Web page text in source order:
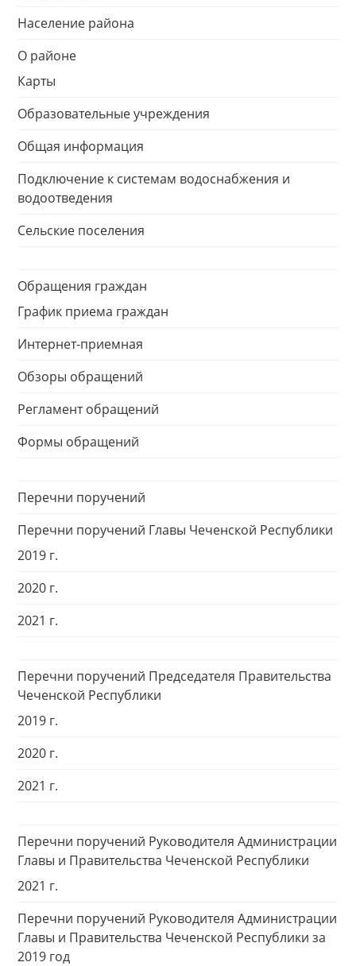
Население района
О районе
Карты
Образовательные учреждения
Общая информация
Подключение к системам водоснабжения и
водоотведения
Сельские поселения
Обращения граждан
График приема граждан
Интернет-приемная
Обзоры обращений
Регламент обращений
Формы обращений
Перечни поручений
Перечни поручений Главы Чеченской Республики
2019 г.
2020 г.
2021 г.
Перечни поручений Председателя Правительства
Чеченской Республики
2019 г.
2020 г.
2021 г.
Перечни поручений Руководителя Администрации
Главы и Правительства Чеченской Республики
2021 г.
Перечни поручений Руководителя Администрации
Главы и Правительства Чеченской Республики за
2019 год